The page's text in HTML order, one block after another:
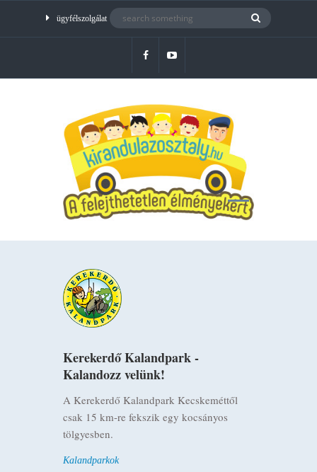
ügyfélszolgálat
Kerekerdő Kalandpark -
Kalandozz velünk!
A Kerekerdő Kalandpark Kecskeméttől
csak 15 km-re fekszik egy kocsányos
tölgyesben.
Kalandparkok